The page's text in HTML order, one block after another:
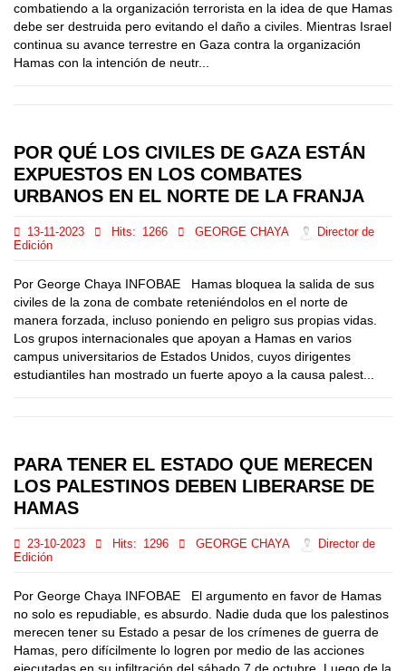
combatiendo a la organización terrorista en la idea de que Hamas
debe ser destruida pero evitando el daño a civiles. Mientras Israel
continua su avance terrestre en Gaza contra la organización
Hamas con la intención de neutr...
POR QUÉ LOS CIVILES DE GAZA ESTÁN
EXPUESTOS EN LOS COMBATES
URBANOS EN EL NORTE DE LA FRANJA
13-11-2023 Hits: 1266 GEORGE CHAYA
Director de
Edición
Por George Chaya INFOBAE Hamas bloquea la salida de sus
civiles de la zona de combate reteniéndolos en el norte de
manera forzada, incluso poniendo en peligro sus propias vidas.
Los grupos internacionales que apoyan a Hamas en varios
campus universitarios de Estados Unidos, cuyos dirigentes
estudiantiles han mostrado un fuerte apoyo a la causa palest...
PARA TENER EL ESTADO QUE MERECEN
LOS PALESTINOS DEBEN LIBERARSE DE
HAMAS
23-10-2023 Hits: 1296 GEORGE CHAYA
Director de
Edición
Por George Chaya INFOBAE El argumento en favor de Hamas
no solo es repudiable, es absurdo. Nadie duda que los palestinos
merecen tener su Estado a pesar de los crímenes de guerra de
Hamas, pero difícilmente lo logren por medio de las acciones